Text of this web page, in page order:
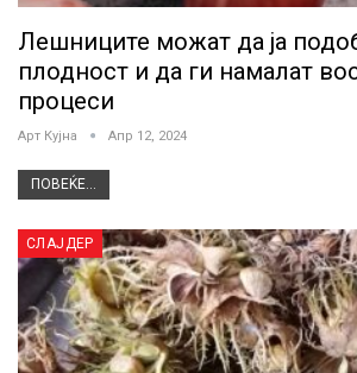
Лешниците можат да ја
плодност и да ги намалат
процеси
Арт Кујна Апр 12, 2024
ПОВЕЌЕ...
СЛАЈДЕР